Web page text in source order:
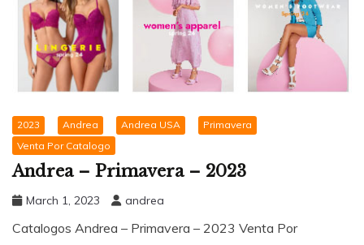
2023 Andrea Andrea USA
Primavera
Venta Por Catalogo
Andrea – Primavera – 2023
March 1, 2023 andrea
Catalogos Andrea – Primavera – 2023 Venta Por